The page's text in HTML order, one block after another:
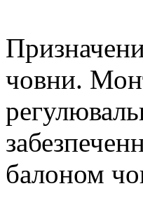
човни.
балоном